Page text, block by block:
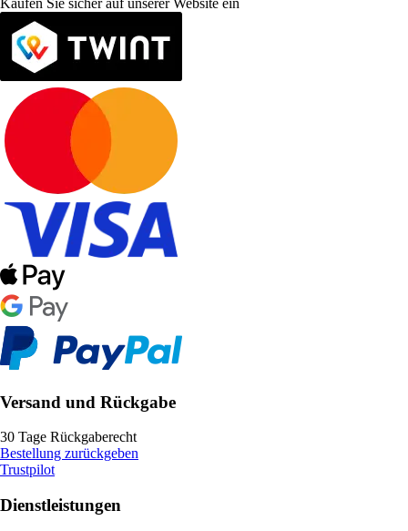
Kaufen Sie sicher auf unserer Website ein
Versand und Rückgabe
30 Tage Rückgaberecht
Bestellung zurückgeben
Trustpilot
Dienstleistungen